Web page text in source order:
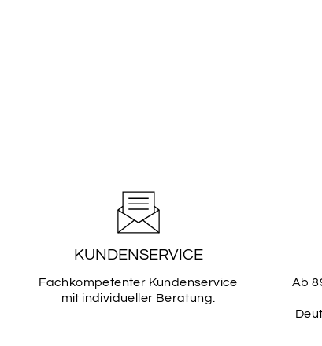
KUNDENSERVICE
Fachkompetenter Kundenservice
mit individueller Beratung.
Ab